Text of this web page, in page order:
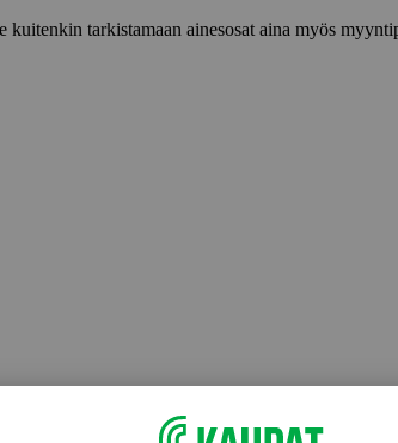
tarkistamaan ainesosat aina myös